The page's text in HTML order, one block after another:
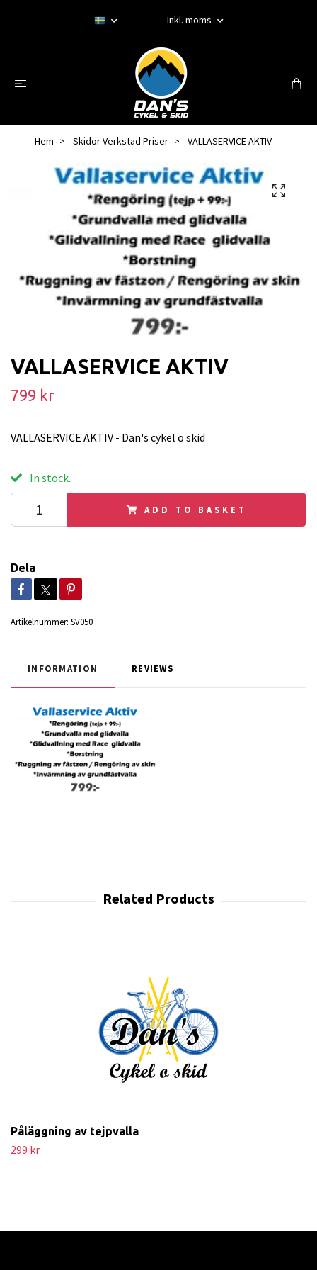
Inkl. moms
Hem Skidor Verkstad Priser VALLASERVICE AKTIV
VALLASERVICE AKTIV
799 kr
VALLASERVICE AKTIV - Dan's cykel o skid
In stock.
ADD TO BASKET
Dela
Artikelnummer: SV050
INFORMATION REVIEWS
Påläggning av tejpvalla
299 kr